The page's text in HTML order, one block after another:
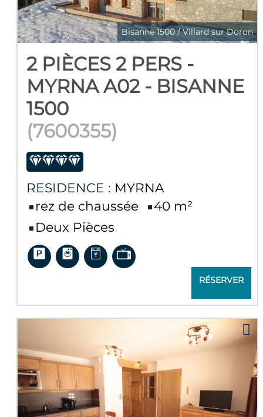
Bisanne 1500 / Villard sur Doron
2 PIÈCES 2 PERS -
MYRNA A02 - BISANNE
1500
(7600355)
RESIDENCE : MYRNA
rez de chaussée
40 m²
Deux Pièces
RÉSERVER